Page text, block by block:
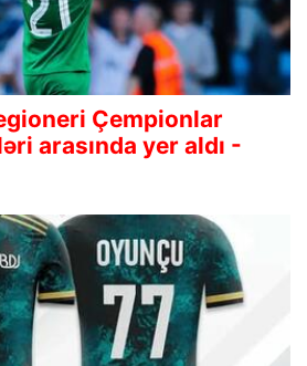
Çempionlar
arasında yer aldı -